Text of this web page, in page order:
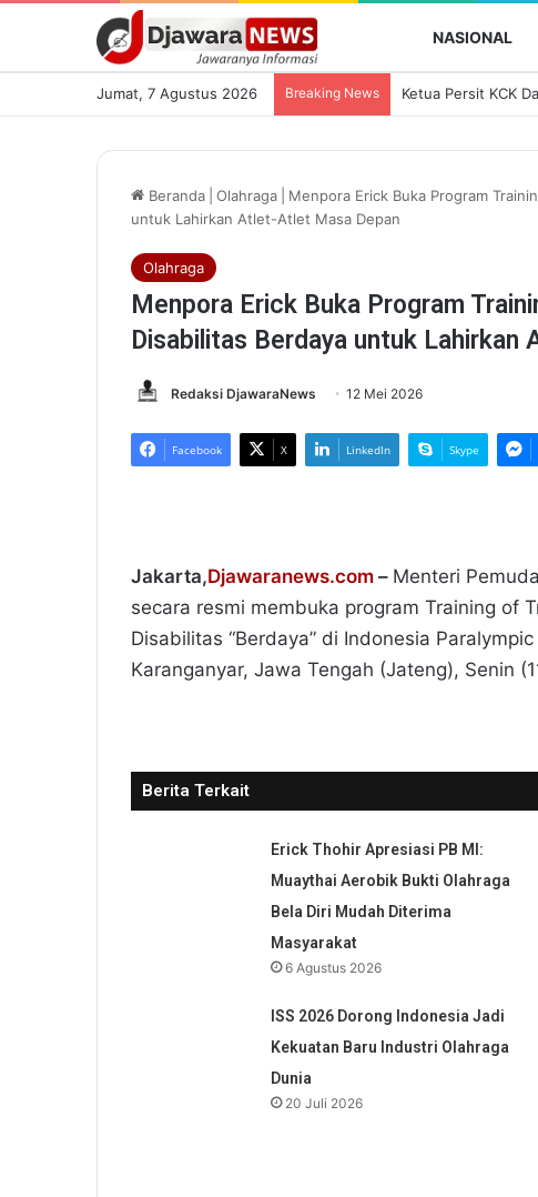
NASIONAL
Jumat, 7 Agustus 2026 Breaking News
Beranda Olahraga
Menpora Erick Buka Program
untuk Lahirkan Atlet-Atlet Masa Depan
Olahraga
Menpora Erick Buka Program
Disabilitas Berdaya untuk
Redaksi DjawaraNews 12 Mei 2026
Facebook X LinkedIn Skype
Jakarta,Djawaranews.com – Menteri
secara resmi membuka program Training of
Disabilitas “Berdaya” di Indonesia
Karanganyar, Jawa Tengah (Jateng), Senin
Berita Terkait
Erick Thohir Apresiasi PB MI:
Muaythai Aerobik Bukti Olahraga
Bela Diri Mudah Diterima
Masyarakat
6 Agustus 2026
ISS 2026 Dorong Indonesia Jadi
Kekuatan Baru Industri Olahraga
Dunia
20 Juli 2026